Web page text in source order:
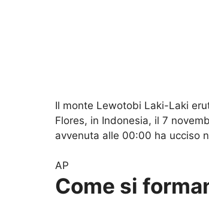
Il monte Lewotobi Laki-Laki
Flores, in Indonesia, il 7
avvenuta alle 00:00 ha ucciso
AP
Come si